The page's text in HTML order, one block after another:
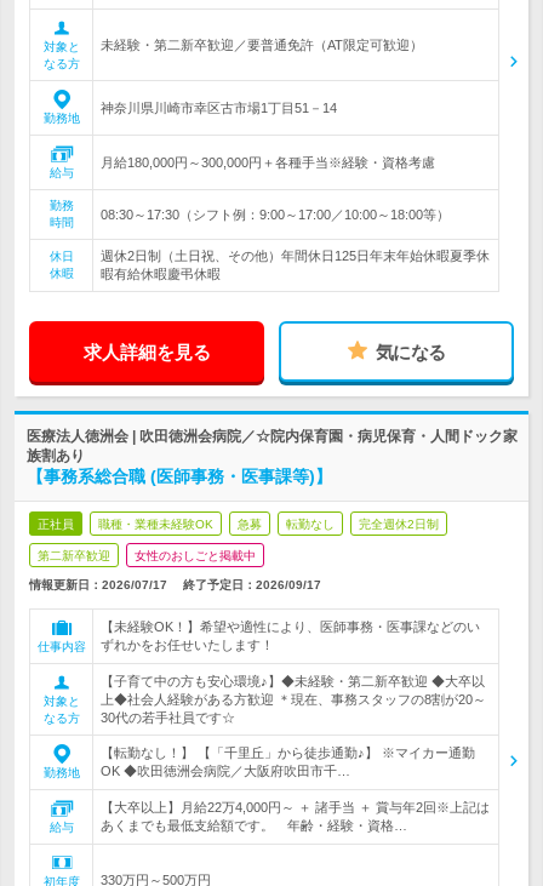
対象と
なる方
未経験・第二新卒歓迎／要普通免許（AT限定可歓迎）
勤務地
神奈川県川崎市幸区古市場1丁目51－14
給与
月給180,000円～300,000円＋各種手当※経験・資格考慮
勤務
時間
08:30～17:30（シフト例：9:00～17:00／10:00～18:00等）
休日
休暇
週休2日制（土日祝、その他）年間休日125日年末年始休暇夏季休
暇有給休暇慶弔休暇
求人詳細を見る 気になる
医療法人徳洲会 | 吹田徳洲会病院／☆院内保育園・病児保育・人間ドック家
族割あり
【事務系総合職 (医師事務・医事課等)】
正社員 職種・業種未経験OK 急募 転勤なし 完全週休2日制
第二新卒歓迎 女性のおしごと掲載中
情報更新日：2026/07/17 終了予定日： 2026/09/17
仕事内容
【未経験OK！】希望や適性により、医師事務・医事課などのい
ずれかをお任せいたします！
対象と
なる方
【子育て中の方も安心環境♪】◆未経験・第二新卒歓迎 ◆大卒以
上◆社会人経験がある方歓迎 ＊現在、事務スタッフの8割が20～
30代の若手社員です☆
勤務地
【転勤なし！】 【「千里丘」から徒歩通勤♪】 ※マイカー通勤
OK ◆吹田徳洲会病院／大阪府吹田市千…
給与
【大卒以上】月給22万4,000円～ ＋ 諸手当 ＋ 賞与年2回※上記は
あくまでも最低支給額です。 年齢・経験・資格…
初年度 330万円～500万円